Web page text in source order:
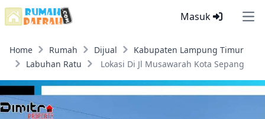
Masuk
Home Rumah Dijual
Kabupaten Lampung Timur
Labuhan Ratu
Lokasi Di Jl Musawarah Kota Sepang